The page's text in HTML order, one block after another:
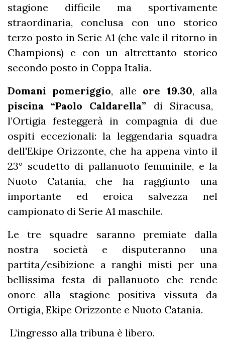
stagione difficile ma sportivamente
straordinaria, conclusa con uno storico
terzo posto in Serie A1 (che vale il ritorno in
Champions) e con un altrettanto storico
secondo posto in Coppa Italia.
Domani pomeriggio, alle ore 19.30, alla
piscina “Paolo Caldarella” di Siracusa,
l’Ortigia festeggerà in compagnia di due
ospiti eccezionali: la leggendaria squadra
dell'Ekipe Orizzonte, che ha appena vinto il
23° scudetto di pallanuoto femminile, e la
Nuoto Catania, che ha raggiunto una
importante ed eroica salvezza nel
campionato di Serie A1 maschile.
Le tre squadre saranno premiate dalla
nostra società e disputeranno una
partita/esibizione a ranghi misti per una
bellissima festa di pallanuoto che rende
onore alla stagione positiva vissuta da
Ortigia, Ekipe Orizzonte e Nuoto Catania.
L’ingresso alla tribuna è libero.